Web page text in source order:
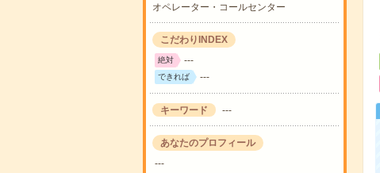
オペレーター・コールセンター
こだわりINDEX
絶対 ---
できれば ---
キーワード ---
あなたのプロフィール
---